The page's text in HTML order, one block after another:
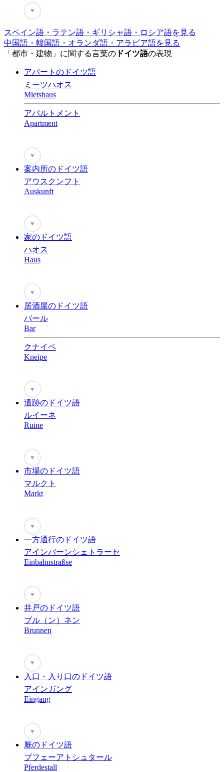
♥
スペイン語・ラテン語・ギリシャ語・ロシア語を見る
中国語・韓国語・オランダ語・アラビア語を見る
「都市・建物」に関する言葉の ドイツ語の表現
アパートのドイツ語
ミーツハオス
Mietshaus
アパルトメント
Apartment
♥
案内所のドイツ語
アウスクンフト
Auskunft
♥
家のドイツ語
ハオス
Haus
♥
居酒屋のドイツ語
バール
Bar
クナイペ
Kneipe
♥
遺跡のドイツ語
ルイーネ
Ruine
♥
市場のドイツ語
マルクト
Markt
♥
一方通行のドイツ語
アインバーンシェトラーセ
Einbahnstraßse
♥
井戸のドイツ語
ブル（ン）ネン
Brunnen
♥
入口・入り口のドイツ語
アインガング
Eingang
♥
厩のドイツ語
プフェーアトシュタール
Pferdestall